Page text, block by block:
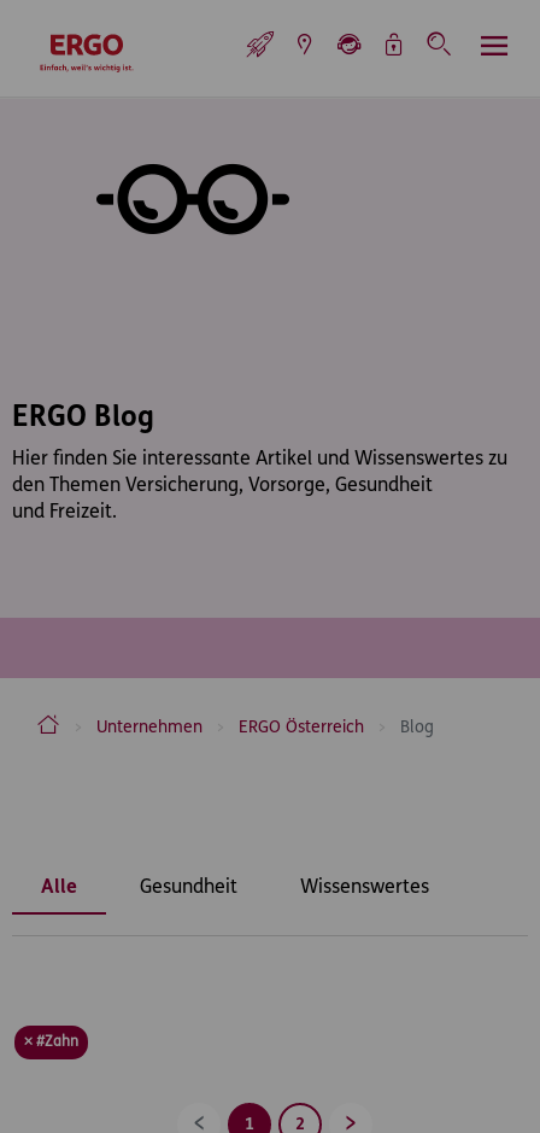
zur Startseite
ERGO Blog
Hier finden Sie interessante Artikel und Wissenswertes zu
den Themen Versicherung, Vorsorge, Gesundheit
und Freizeit.
ERGO Versicherung Aktiengesellschaft
Unternehmen ERGO Österreich Blog
Alle Gesundheit Wissenswertes
× #Zahn
1 2